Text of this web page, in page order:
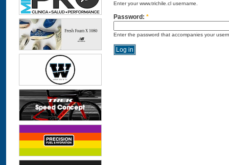
Enter your www.trichile.cl username.
Password: *
Enter the password that accompanies your